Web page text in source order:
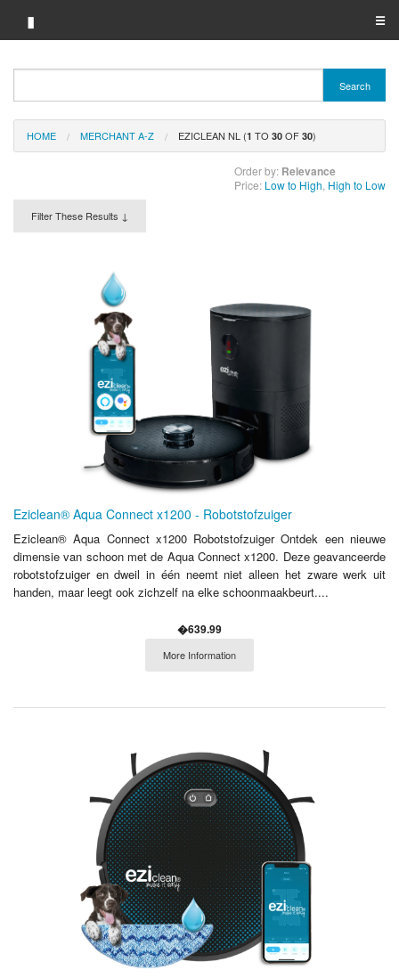
▮ ☰
Brand A-Z
Merchant A-Z
Search
HOME MERCHANT A-Z EZICLEAN NL (1 TO 30 OF 30)
Order by: Relevance
Price: Low to High High to Low
Filter These Results ↓
Eziclean® Aqua Connect x1200 - Robotstofzuiger
Eziclean® Aqua Connect x1200 Robotstofzuiger Ontdek een nieuwe
dimensie van schoon met de Aqua Connect x1200. Deze geavanceerde
robotstofzuiger en dweil in één neemt niet alleen het zware werk uit
handen, maar leegt ook zichzelf na elke schoonmaakbeurt....
�639.99
More Information